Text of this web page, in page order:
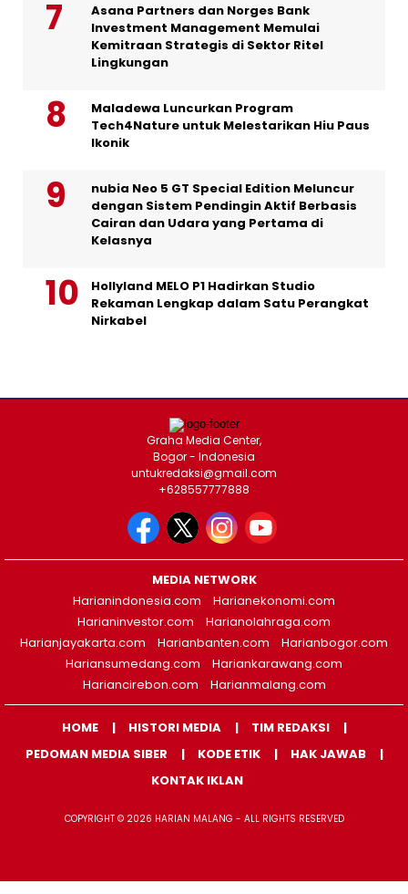
Asana Partners dan Norges Bank
Investment Management Memulai
Kemitraan Strategis di Sektor Ritel
Lingkungan
Maladewa Luncurkan Program
Tech4Nature untuk Melestarikan Hiu Paus
Ikonik
nubia Neo 5 GT Special Edition Meluncur
dengan Sistem Pendingin Aktif Berbasis
Cairan dan Udara yang Pertama di
Kelasnya
Hollyland MELO P1 Hadirkan Studio
Rekaman Lengkap dalam Satu Perangkat
Nirkabel
Graha Media Center,
Bogor - Indonesia
untukredaksi@gmail.com
+628557777888
MEDIA NETWORK
Harianindonesia.com
Harianekonomi.com
Harianinvestor.com
Harianolahraga.com
Harianjayakarta.com
Harianbanten.com
Harianbogor.com
Hariansumedang.com
Hariankarawang.com
Hariancirebon.com
Harianmalang.com
HOME HISTORI MEDIA
TIM REDAKSI
PEDOMAN MEDIA SIBER
KODE ETIK
HAK JAWAB
KONTAK IKLAN
COPYRIGHT © 2026 HARIAN MALANG - ALL RIGHTS RESERVED